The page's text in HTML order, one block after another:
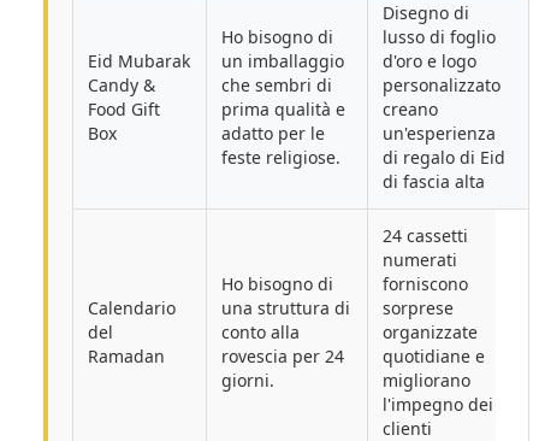
Eid Mubarak
Candy &
Food Gift
Box
Ho bisogno di
un imballaggio
che sembri di
prima qualità e
adatto per le
feste religiose.
Disegno di
lusso di foglio
d'oro e logo
personalizzato
creano
un'esperienza
di regalo di Eid
di fascia alta
Calendario
del
Ramadan
Ho bisogno di
una struttura di
conto alla
rovescia per 24
giorni.
24 cassetti
numerati
forniscono
sorprese
organizzate
quotidiane e
migliorano
l'impegno dei
clienti